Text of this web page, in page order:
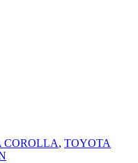
COROLLA, TOYOTA